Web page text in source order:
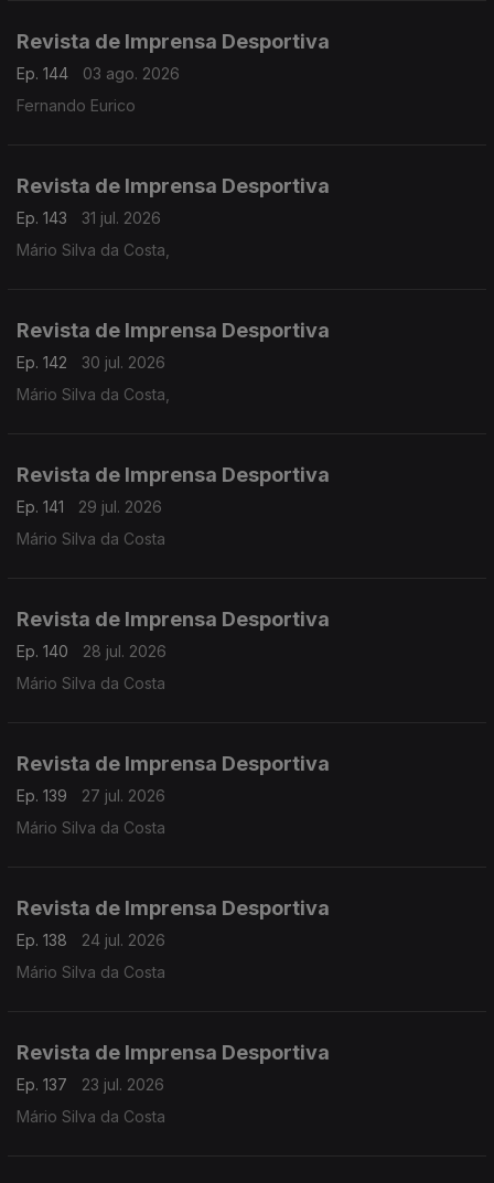
Revista de Imprensa Desportiva
Ep. 144
03 ago. 2026
Fernando Eurico
Revista de Imprensa Desportiva
Ep. 143
31 jul. 2026
Mário Silva da Costa,
Revista de Imprensa Desportiva
Ep. 142
30 jul. 2026
Mário Silva da Costa,
Revista de Imprensa Desportiva
Ep. 141
29 jul. 2026
Mário Silva da Costa
Revista de Imprensa Desportiva
Ep. 140
28 jul. 2026
Mário Silva da Costa
Revista de Imprensa Desportiva
Ep. 139
27 jul. 2026
Mário Silva da Costa
Revista de Imprensa Desportiva
Ep. 138
24 jul. 2026
Mário Silva da Costa
Revista de Imprensa Desportiva
Ep. 137
23 jul. 2026
Mário Silva da Costa